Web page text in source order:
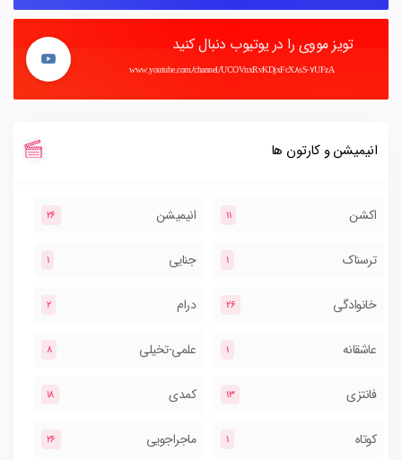
تویز مووی را در یوتیوب دنبال کنید
www.youtube.com/channel/UCOVnxRvKDjxFcX8sS-7UFzA
انیمیشن و کارتون ها
اکشن 11 انیمیشن 26
ترسناک 1 جنایی 1
خانوادگی 26 درام 2
عاشقانه 1 علمی-تخیلی 8
فانتزی 13 کمدی 18
کوتاه 1 ماجراجویی 26